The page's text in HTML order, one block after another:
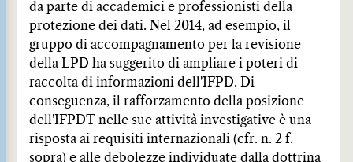
da parte di accademici e professionisti della
protezione dei dati. Nel 2014, ad esempio, il
gruppo di accompagnamento per la revisione
della LPD ha suggerito di ampliare i poteri di
raccolta di informazioni dell'IFPD. Di
conseguenza, il rafforzamento della posizione
dell'IFPDT nelle sue attività investigative è una
risposta ai requisiti internazionali (cfr. n. 2 f.
sopra) e alle debolezze individuate dalla dottrina